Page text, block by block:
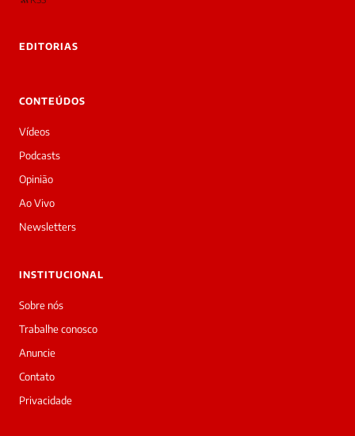
Bom
dia!
Sou
a
daqui
do
Prime.
Letícia
Paes
acabou
de
cobrir
matéria
—
EDITORIAS
CONTEÚDOS
Vídeos
Podcasts
Opinião
Ao Vivo
Newsletters
INSTITUCIONAL
Sobre nós
Trabalhe conosco
Anuncie
Contato
Privacidade